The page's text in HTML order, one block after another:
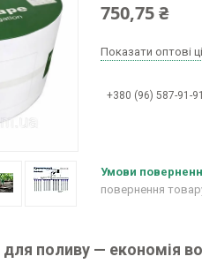
750,75 ₴
Показати оптові
+380 (96) 587-91-91
повернення
для поливу — економія